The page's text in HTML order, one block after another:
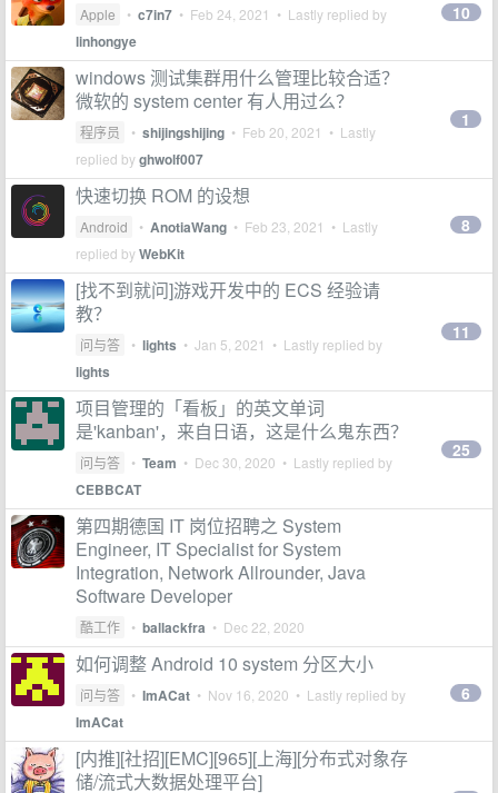
Apple • c7in7 • Feb 24, 2021 • Lastly replied by
linhongye
10
windows 测试集群用什么管理比较合适？
微软的 system center 有人用过么？
程序员 • shijingshijing • Feb 20, 2021 • Lastly
replied byghwolf007
1
快速切换 ROM 的设想
Android • AnotiaWang • Feb 23, 2021 • Lastly
replied byWebKit
8
[找不到就问]游戏开发中的 ECS 经验请
教？
问与答 • lights • Jan 5, 2021 • Lastly replied by
lights
11
项目管理的「看板」的英文单词
是'kanban'，来自日语，这是什么鬼东西？
问与答 • Team • Dec 30, 2020 • Lastly replied by
CEBBCAT
25
第四期德国 IT 岗位招聘之 System
Engineer, IT Specialist for System
Integration, Network Allrounder, Java
Software Developer
酷工作 • ballackfra • Dec 22, 2020
如何调整 Android 10 system 分区大小
问与答 • ImACat • Nov 16, 2020 • Lastly replied by
ImACat
6
[内推][社招][EMC][965][上海][分布式对象存
储/流式大数据处理平台]